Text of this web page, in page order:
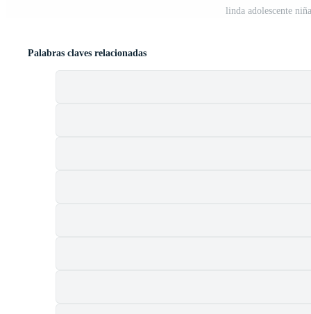
linda adolescente
Palabras claves relacionadas